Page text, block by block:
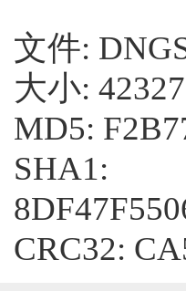
文件:
大小:
MD5:
SHA1:
CRC32: